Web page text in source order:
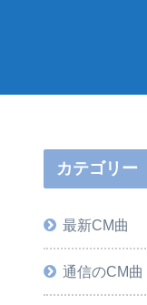
カテゴリー
最新CM曲
通信のCM曲